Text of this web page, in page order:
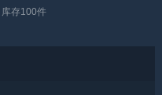
库存100件